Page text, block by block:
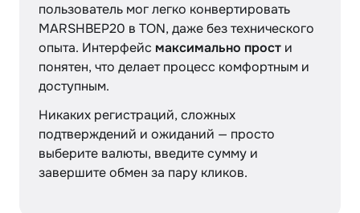
пользователь мог легко конвертировать
MARSHBEP20 в TON, даже без технического
опыта. Интерфейс максимально прост и
понятен, что делает процесс комфортным и
доступным.
Никаких регистраций, сложных
подтверждений и ожиданий — просто
выберите валюты, введите сумму и
завершите обмен за пару кликов.